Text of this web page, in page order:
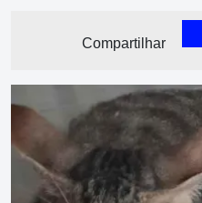
Compartilhar